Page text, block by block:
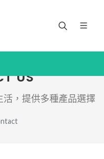
US
，提供多種產品選擇